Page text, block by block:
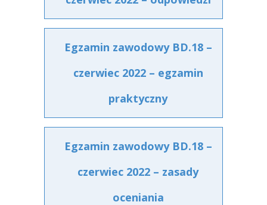
Egzamin zawodowy BD.18 –
czerwiec 2022 – egzamin
praktyczny
Egzamin zawodowy BD.18 –
czerwiec 2022 – zasady
oceniania